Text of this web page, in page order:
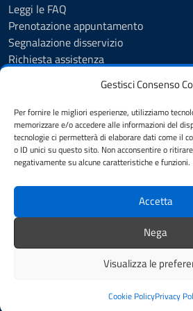
Gestisci Consenso
Per fornire le migliori esperienze, utilizziamo
memorizzare e/o accedere alle informazioni del
tecnologie ci permetterà di elaborare dati come il
o ID unici su questo sito. Non acconsentire o
negativamente su alcune caratteristiche e funzioni.
Accetta
Nega
Visualizza le
Cookie PolicyPrivacy
Leggi le FAQ
Prenotazione appuntamento
Segnalazione disservizio
Richiesta assistenza
Amministrazione trasparente
Informativa privacy
Cookie Policy (UE)
Dichiarazione di accessibilità
SEGUICI SU
youtube twitter
Credits